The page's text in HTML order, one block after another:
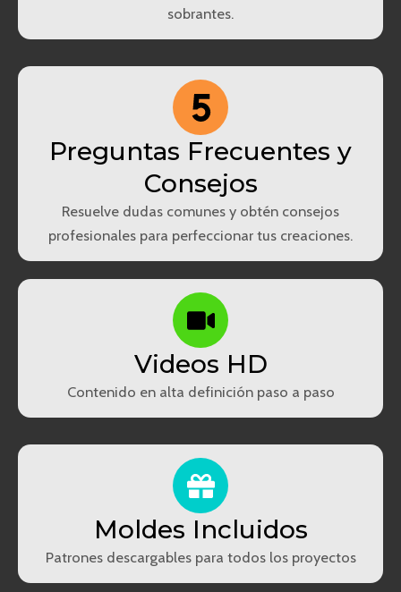
sobrantes.
Preguntas Frecuentes y
Consejos
Resuelve dudas comunes y obtén consejos
profesionales para perfeccionar tus creaciones.
Videos HD
Contenido en alta definición paso a paso
Moldes Incluidos
Patrones descargables para todos los proyectos